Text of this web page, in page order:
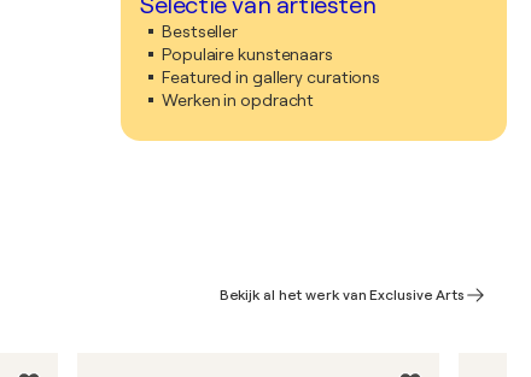
Bestseller
Populaire kunstenaars
Featured in gallery curations
Werken in opdracht
Bekijk al het werk van Exclusive Arts